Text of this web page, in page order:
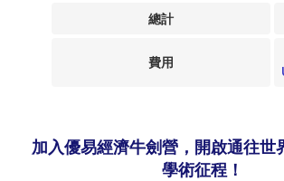
總計
費用
加入優易經濟牛劍營，開啟通往世
學術征程！